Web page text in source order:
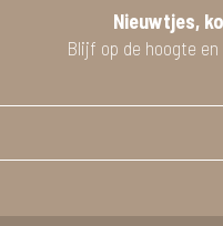
Nieuwtjes,
Blijf op de hoogte